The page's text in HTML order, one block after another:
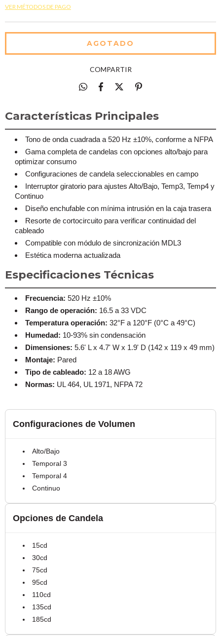
VER MÉTODOS DE PAGO
COMPARTIR
Características Principales
Tono de onda cuadrada a 520 Hz ±10%, conforme a NFPA
Gama completa de candelas con opciones alto/bajo para
optimizar consumo
Configuraciones de candela seleccionables en campo
Interruptor giratorio para ajustes Alto/Bajo, Temp3, Temp4 y
Continuo
Diseño enchufable con mínima intrusión en la caja trasera
Resorte de cortocircuito para verificar continuidad del
cableado
Compatible con módulo de sincronización MDL3
Estética moderna actualizada
Especificaciones Técnicas
Frecuencia: 520 Hz ±10%
Rango de operación: 16.5 a 33 VDC
Temperatura operación: 32°F a 120°F (0°C a 49°C)
Humedad: 10-93% sin condensación
Dimensiones: 5.6' L x 4.7' W x 1.9' D (142 x 119 x 49 mm)
Montaje: Pared
Tipo de cableado: 12 a 18 AWG
Normas: UL 464, UL 1971, NFPA 72
Configuraciones de Volumen
Alto/Bajo
Temporal 3
Temporal 4
Continuo
Opciones de Candela
15cd
30cd
75cd
95cd
110cd
135cd
185cd